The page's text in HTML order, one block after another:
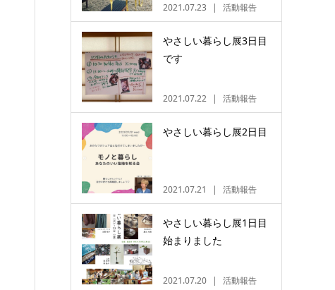
2021.07.23 活動報告
やさしい暮らし展3日目
です
2021.07.22 活動報告
やさしい暮らし展2日目
2021.07.21 活動報告
やさしい暮らし展1日目
始まりました
2021.07.20 活動報告